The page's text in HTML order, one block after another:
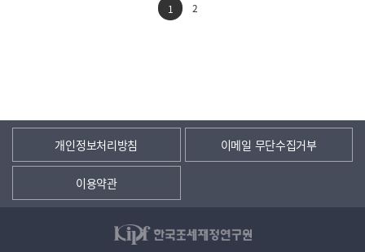
1 2
개인정보처리방침 이메일 무단수집거부
이용약관